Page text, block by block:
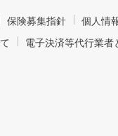
保険募集指針
個人情
電子決済等代行業者